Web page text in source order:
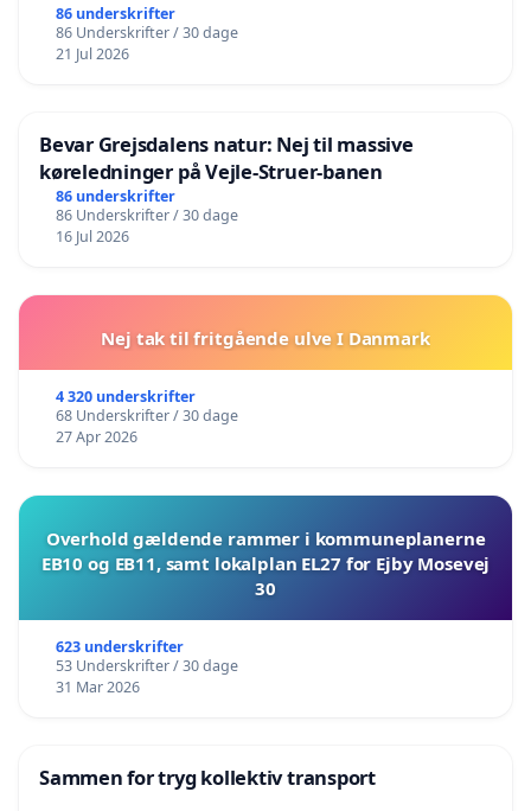
86 underskrifter
86 Underskrifter / 30 dage
21 Jul 2026
Bevar Grejsdalens natur: Nej til massive
køreledninger på Vejle-Struer-banen
86 underskrifter
86 Underskrifter / 30 dage
16 Jul 2026
Nej tak til fritgående ulve I Danmark
4 320 underskrifter
68 Underskrifter / 30 dage
27 Apr 2026
Overhold gældende rammer i kommuneplanerne
EB10 og EB11, samt lokalplan EL27 for Ejby Mosevej
30
623 underskrifter
53 Underskrifter / 30 dage
31 Mar 2026
Sammen for tryg kollektiv transport